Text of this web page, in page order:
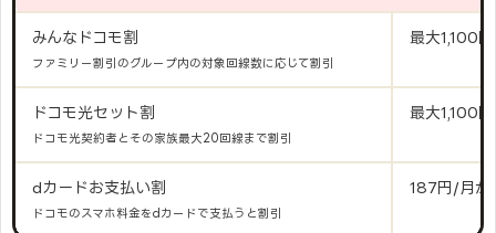
みんなドコモ割
ファミリー割引のグループ内の対象回線数に応じて割引
最大1,100
ドコモ光セット割
ドコモ光契約者とその家族最大20回線まで割引
最大1,100
dカードお支払い割
ドコモのスマホ料金をdカードで支払うと割引
187円/月が